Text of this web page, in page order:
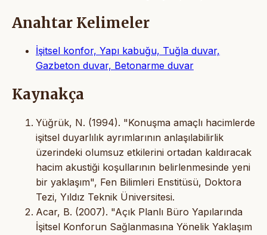
Anahtar Kelimeler
İşitsel konfor, Yapı kabuğu, Tuğla duvar,
Gazbeton duvar, Betonarme duvar
Kaynakça
Yüğrük, N. (1994). "Konuşma amaçlı hacimlerde
işitsel duyarlılık ayrımlarının anlaşılabilirlik
üzerindeki olumsuz etkilerini ortadan kaldıracak
hacim akustiği koşullarının belirlenmesinde yeni
bir yaklaşım", Fen Bilimleri Enstitüsü, Doktora
Tezi, Yıldız Teknik Üniversitesi.
Acar, B. (2007). "Açık Planlı Büro Yapılarında
İşitsel Konforun Sağlanmasına Yönelik Yaklaşım